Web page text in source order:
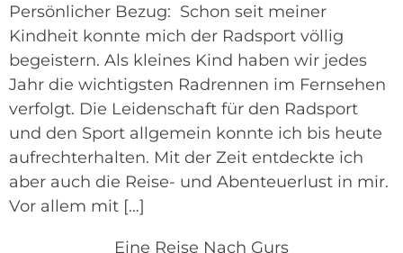
Persönlicher Bezug: Schon seit meiner
Kindheit konnte mich der Radsport völlig
begeistern. Als kleines Kind haben wir jedes
Jahr die wichtigsten Radrennen im Fernsehen
verfolgt. Die Leidenschaft für den Radsport
und den Sport allgemein konnte ich bis heute
aufrechterhalten. Mit der Zeit entdeckte ich
aber auch die Reise- und Abenteuerlust in mir.
Vor allem mit […]
Eine Reise Nach Gurs